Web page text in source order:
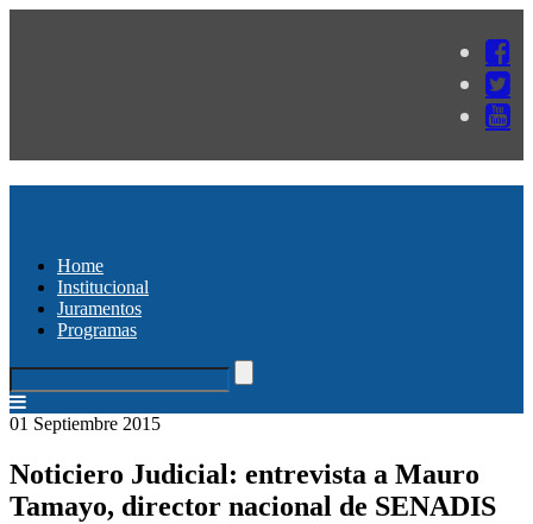
Home
Institucional
Juramentos
Programas
01 Septiembre 2015
Noticiero Judicial: entrevista a Mauro
Tamayo, director nacional de SENADIS